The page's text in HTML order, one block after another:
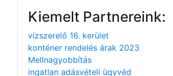
Kiemelt Partnereink:
vízszerelő 16. kerület
konténer rendelés árak 2023
Mellnagyobbítás
ingatlan adásvételi ügyvéd